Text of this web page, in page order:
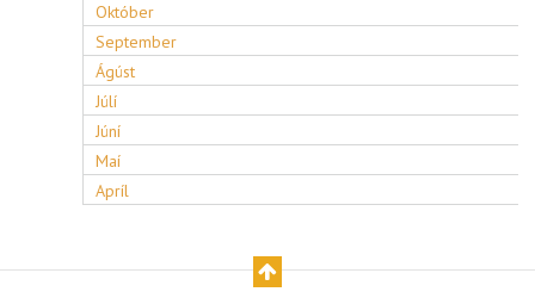
Október
September
Ágúst
Júlí
Júní
Maí
Apríl